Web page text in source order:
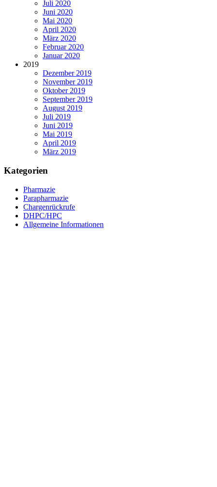
Juli 2020
Juni 2020
Mai 2020
April 2020
März 2020
Februar 2020
Januar 2020
2019
Dezember 2019
November 2019
Oktober 2019
September 2019
August 2019
Juli 2019
Juni 2019
Mai 2019
April 2019
März 2019
Kategorien
Pharmazie
Parapharmazie
Chargenrückrufe
DHPC/HPC
Allgemeine Informationen